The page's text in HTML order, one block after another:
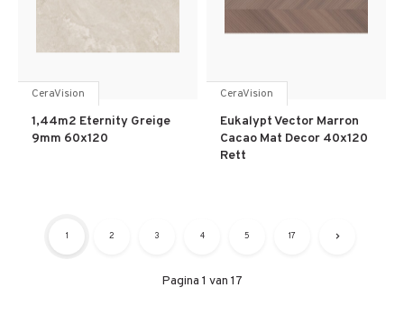
CeraVision
1,44m2 Eternity Greige
9mm 60x120
CeraVision
Eukalypt Vector Marron
Cacao Mat Decor 40x120
Rett
Pagina 1 van 17
1 2 3 4 5 17